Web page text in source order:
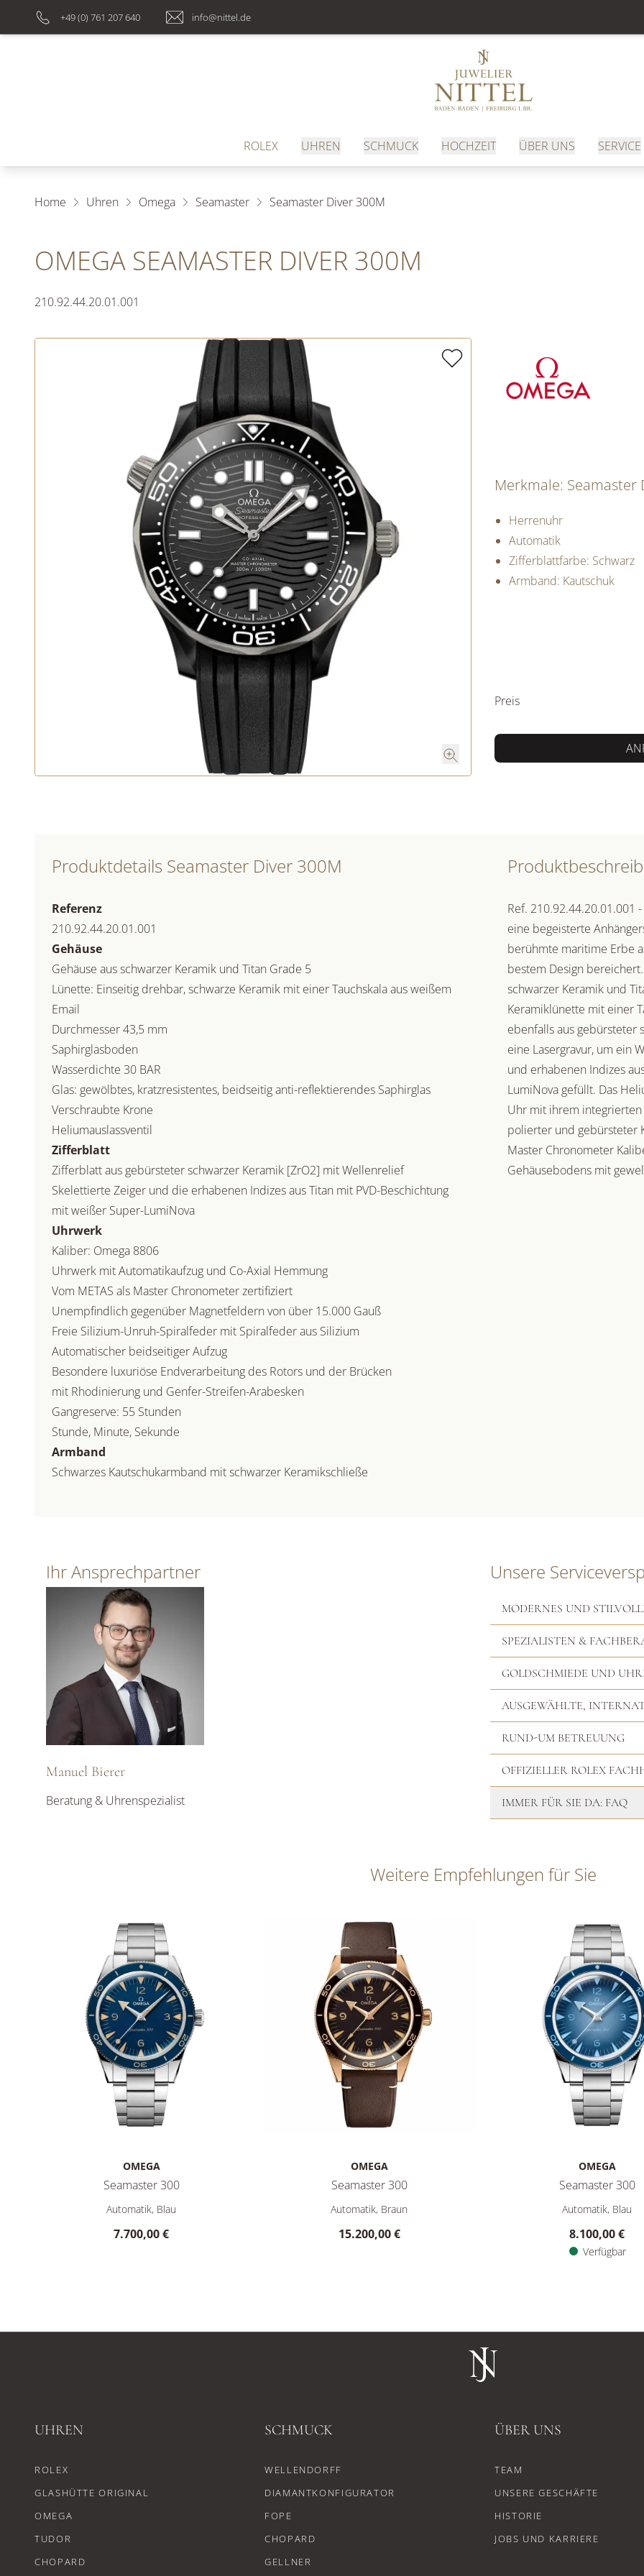
+49 (0) 761 207 640 info@nittel.de
ROLEX UHREN SCHMUCK HOCHZEIT ÜBER UNS SERVICE
Home Uhren Omega Seamaster Seamaster Diver 300M
OMEGA SEAMASTER DIVER 300M
210.92.44.20.01.001
Merkmale: Seamaster
Herrenuhr
Automatik
Zifferblattfarbe: Schwarz
Armband: Kautschuk
Preis
Produktdetails Seamaster Diver 300M
Referenz
210.92.44.20.01.001
Gehäuse
Gehäuse aus schwarzer Keramik und Titan Grade 5
Lünette: Einseitig drehbar, schwarze Keramik mit einer Tauchskala aus weißem
Email
Durchmesser 43,5 mm
Saphirglasboden
Wasserdichte 30 BAR
Glas: gewölbtes, kratzresistentes, beidseitig anti-reflektierendes Saphirglas
Verschraubte Krone
Heliumauslassventil
Zifferblatt
Zifferblatt aus gebürsteter schwarzer Keramik [ZrO2] mit Wellenrelief
Skelettierte Zeiger und die erhabenen Indizes aus Titan mit PVD-Beschichtung
mit weißer Super-LumiNova
Uhrwerk
Kaliber: Omega 8806
Uhrwerk mit Automatikaufzug und Co-Axial Hemmung
Vom METAS als Master Chronometer zertifiziert
Unempfindlich gegenüber Magnetfeldern von über 15.000 Gauß
Freie Silizium-Unruh-Spiralfeder mit Spiralfeder aus Silizium
Automatischer beidseitiger Aufzug
Besondere luxuriöse Endverarbeitung des Rotors und der Brücken
mit Rhodinierung und Genfer-Streifen-Arabesken
Gangreserve: 55 Stunden
Stunde, Minute, Sekunde
Armband
Schwarzes Kautschukarmband mit schwarzer Keramikschließe
Ref. 210.92.44.20.01.001
eine begeisterte
berühmte maritime Erbe
bestem Design
schwarzer Keramik und
Keramiklünette mit einer
ebenfalls aus gebürsteter
eine Lasergravur, um ein
und erhabenen Indizes
LumiNova gefüllt. Das
Uhr mit ihrem
polierter und gebürsteter
Master Chronometer
Gehäusebodens mit
Ihr Ansprechpartner
Manuel Bierer
Beratung & Uhrenspezialist
Unsere
MODERNES UND
SPEZIALISTEN &
GOLDSCHMIEDE UND
AUSGEWÄHLTE,
RUND-UM BETREUUNG
OFFIZIELLER ROLEX
IMMER FÜR SIE DA: FAQ
Weitere Empfehlungen für Sie
OMEGA
Seamaster 300
Omega Seamaster 300, Ref: 234.30.41.21.03.001, Preis: 7.700,00 €
Automatik, Blau
7.700,00 €
OMEGA
Seamaster 300
Omega Seamaster 300, Ref: 234.92.41.21.10.001, Preis: 15.200,00 €
Automatik, Braun
15.200,00 €
OMEGA
Seamaster 300
Omega Seamaster 300,
Automatik, Blau
8.100,00 €
Verfügbar
UHREN
ROLEX
GLASHÜTTE ORIGINAL
OMEGA
TUDOR
CHOPARD
SCHMUCK
WELLENDORFF
DIAMANTKONFIGURATOR
FOPE
CHOPARD
GELLNER
ÜBER UNS
TEAM
UNSERE GESCHÄFTE
HISTORIE
JOBS UND KARRIERE